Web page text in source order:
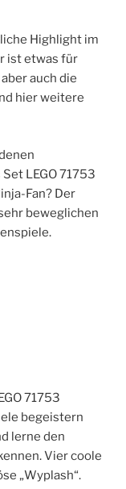
Highlight im
ist etwas für
auch die
hier weitere
LEGO 71753
Fan? Der
beweglichen
71753
begeistern
lerne den
Vier coole
„Wyplash“.